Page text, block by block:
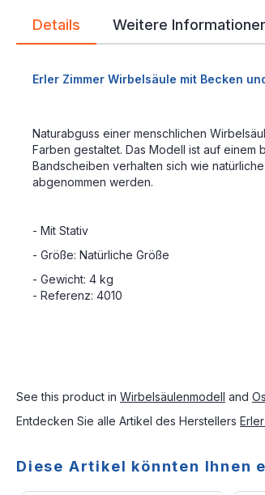
Details
Erler Zimmer Wirbelsäule mit Becken
Naturabguss einer menschlichen
Farben gestaltet. Das Modell ist auf
Bandscheiben verhalten sich wie
abgenommen werden.
- Mit Stativ
- Größe: Natürliche Größe
- Gewicht: 4 kg
- Referenz: 4010
Weitere
See this product in Wirbelsäulenmodell and
Entdecken Sie alle Artikel des Herstellers
Diese Artikel könnten Ihnen